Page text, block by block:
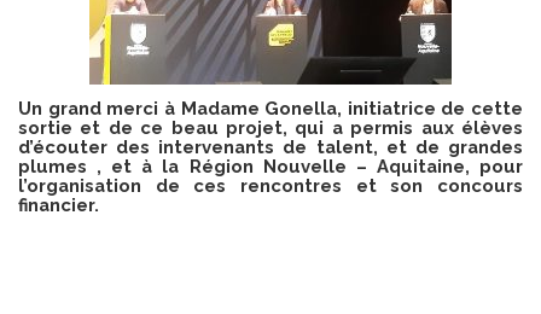
Un grand merci à Madame Gonella, initiatrice de cette
sortie et de ce beau projet, qui a permis aux élèves
d’écouter des intervenants de talent, et de grandes
plumes , et à la Région Nouvelle – Aquitaine, pour
l’organisation de ces rencontres et son concours
financier.